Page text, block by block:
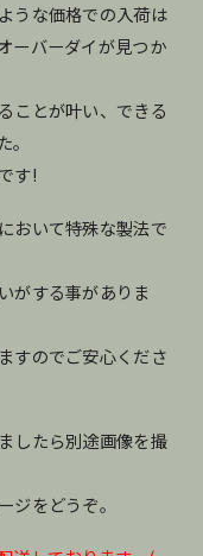
うな価格での入荷は
ーバーダイが見つか
ことが叶い、できる
す!
おいて特殊な製法で
がする事がありま
すのでご安心くださ
したら別途画像を撮
ジをどうぞ。